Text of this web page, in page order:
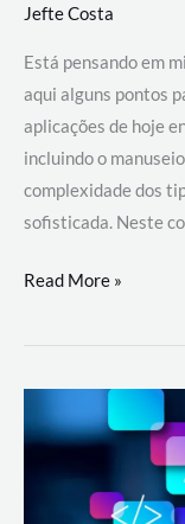
Jefte Costa
Está pensando em
aqui alguns pontos
aplicações de hoje
incluindo o
complexidade dos
sofisticada. Neste
Por
migrar
de
Read More »